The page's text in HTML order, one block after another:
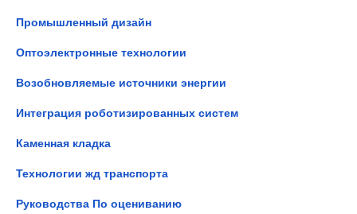
Промышленный дизайн
Оптоэлектронные технологии
Возобновляемые источники энергии
Интеграция роботизированных систем
Каменная кладка
Технологии жд транспорта
Руководства По оцениванию